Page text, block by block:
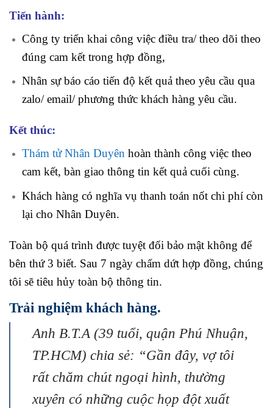
Tiến hành:
Công ty triển khai công việc điều tra/ theo dõi theo
đúng cam kết trong hợp đồng,
Nhân sự báo cáo tiến độ kết quả theo yêu cầu qua
zalo/ email/ phương thức khách hàng yêu cầu.
Kết thúc:
Thám tử Nhân Duyên hoàn thành công việc theo
cam kết, bàn giao thông tin kết quả cuối cùng.
Khách hàng có nghĩa vụ thanh toán nốt chi phí còn
lại cho Nhân Duyên.
Toàn bộ quá trình được tuyệt đối bảo mật không để
bên thứ 3 biết. Sau 7 ngày chấm dứt hợp đồng, chúng
tôi sẽ tiêu hủy toàn bộ thông tin.
Trải nghiệm khách hàng.
Anh B.T.A (39 tuổi, quận Phú Nhuận,
TP.HCM) chia sẻ: “Gần đây, vợ tôi
rất chăm chút ngoại hình, thường
xuyên có những cuộc họp đột xuất